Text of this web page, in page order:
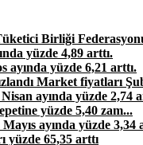
Birliği
yüzde 4,89 arttı.
ayında yüzde 6,21 arttı.
Market fiyatları
ayında yüzde 2,74
yüzde 5,40 zam...
ayında yüzde 3,34
yüzde 65,35 arttı